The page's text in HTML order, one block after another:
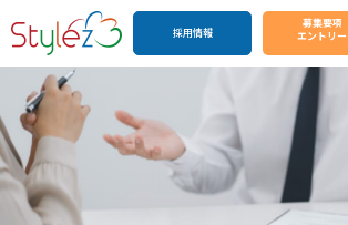
採用情報
募集要項
エントリー